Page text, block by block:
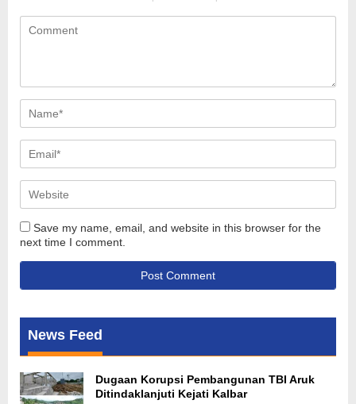
Save my name, email, and website in this browser for the
next time I comment.
News Feed
Dugaan Korupsi Pembangunan TBI Aruk
Ditindaklanjuti Kejati Kalbar